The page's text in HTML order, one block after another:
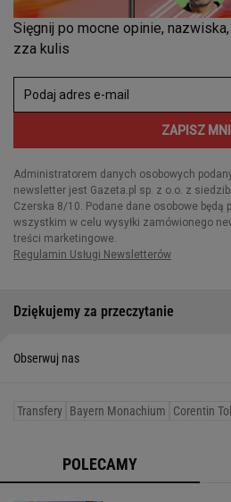
Dziękujemy za przeczytanie
Obserwuj nas
Transfery Bayern Monachium Corentin
POLECAMY